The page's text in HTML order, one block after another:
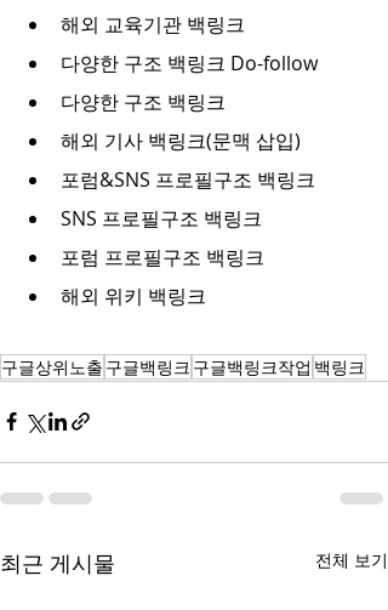
해외 교육기관 백링크
다양한 구조 백링크 Do-follow
다양한 구조 백링크
해외 기사 백링크(문맥 삽입)
포럼&SNS 프로필구조 백링크
SNS 프로필구조 백링크
포럼 프로필구조 백링크
해외 위키 백링크
구글상위노출 구글백링크 구글백링크작업 백링크
최근 게시물 전체 보기